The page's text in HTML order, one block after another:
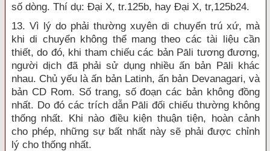
số dòng. Thí dụ: Đại X, tr.125b, hay Đại X, tr,125b24.
13. Vì lý do phải thường xuyên di chuyển trú xứ, mà
khi di chuyển không thể mang theo các tài liệu cần
thiết, do đó, khi tham chiếu các bản Pāli tương đương,
người dịch đã phải sử dụng nhiều ấn bản Pāli khác
nhau. Chủ yếu là ấn bản Latinh, ấn bản Devanagari, và
bản CD Rom. Số trang, số đoạn các bản không đồng
nhất. Do đó các trích dẫn Pāli đối chiếu thường không
thống nhất. Khi nào điều kiện thuận tiện, hoàn cảnh
cho phép, những sự bất nhất này sẽ phải được chỉnh
lý cho thống nhất.